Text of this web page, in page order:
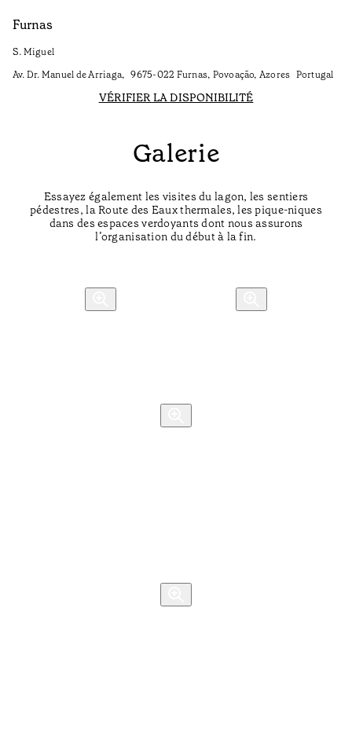
Furnas
S. Miguel
Av. Dr. Manuel de Arriaga, 9675-022 Furnas, Povoação, Azores Portugal
VÉRIFIER LA DISPONIBILITÉ
Galerie
Essayez également les visites du lagon, les sentiers
pédestres, la Route des Eaux thermales, les pique-niques
dans des espaces verdoyants dont nous assurons
l’organisation du début à la fin.